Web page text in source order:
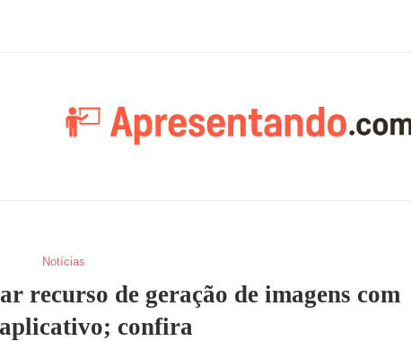
Notícias
recurso de geração de imagens com
confira